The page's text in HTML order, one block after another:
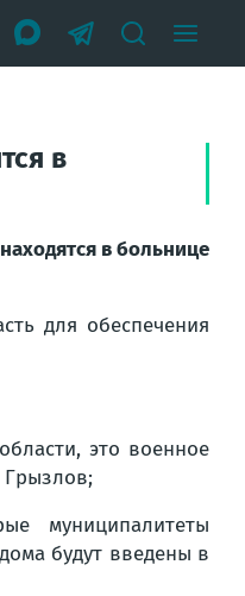
в
в больнице
для обеспечения
это военное
Грызлов;
муниципалитеты
будут введены в